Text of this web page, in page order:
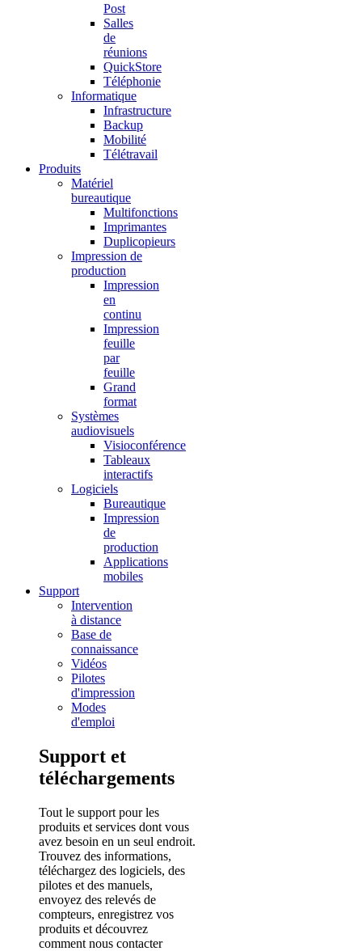
Post
Salles
de
réunions
QuickStore
Téléphonie
Informatique
Infrastructure
Backup
Mobilité
Télétravail
Produits
Matériel
bureautique
Multifonctions
Imprimantes
Duplicopieurs
Impression de
production
Impression
en
continu
Impression
feuille
par
feuille
Grand
format
Systèmes
audiovisuels
Visioconférence
Tableaux
interactifs
Logiciels
Bureautique
Impression
de
production
Applications
mobiles
Support
Intervention
à distance
Base de
connaissance
Vidéos
Pilotes
d'impression
Modes
d'emploi
Support et
téléchargements
Tout le support pour les
produits et services dont vous
avez besoin en un seul endroit.
Trouvez des informations,
téléchargez des logiciels, des
pilotes et des manuels,
envoyez des relevés de
compteurs, enregistrez vos
produits et découvrez
comment nous contacter